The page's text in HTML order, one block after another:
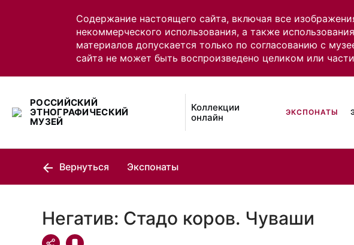
Содержание настоящего сайта, включая все
некоммерческого использования, а также
материалов допускается только по согласованию с
сайта не может быть воспроизведено целиком или
РОССИЙСКИЙ
ЭТНОГРАФИЧЕСКИЙ
МУЗЕЙ
Коллекции
онлайн
ЭКСПОНАТЫ
Вернуться Экспонаты
Негатив: Стадо коров. Чуваши